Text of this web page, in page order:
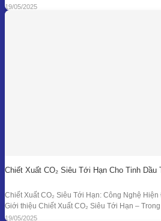
trò nền tảng trong ngành chiết xuất tinh dầu
công ở các làng nghề cho đến hệ thống chưng
19/05/2025
Chiết Xuất CO₂ Siêu Tới Hạn Cho Tinh Dầu
Chiết Xuất CO₂ Siêu Tới Hạn: Công Nghệ
Giới thiệu Chiết Xuất CO₂ Siêu Tới Hạn –
càng đồi hỏi cao về độ tinh khiết, tính an toàn
19/05/2025